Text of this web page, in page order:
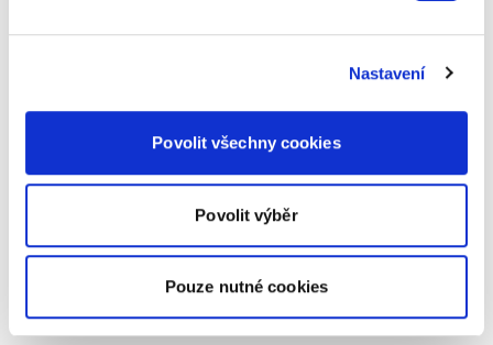
Nastavení
Povolit všechny cookies
Povolit výběr
Pouze nutné cookies